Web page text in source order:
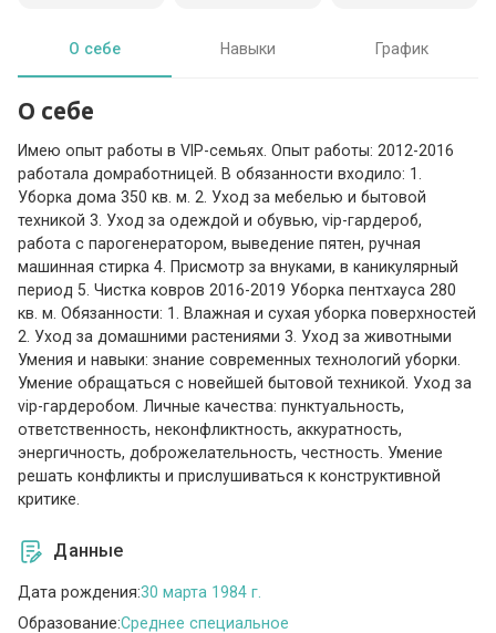
О себе Навыки График
О себе
Имею опыт работы в VIP-семьях. Опыт работы: 2012-2016
работала домработницей. В обязанности входило: 1.
Уборка дома 350 кв. м. 2. Уход за мебелью и бытовой
техникой 3. Уход за одеждой и обувью, vip-гардероб,
работа с парогенератором, выведение пятен, ручная
машинная стирка 4. Присмотр за внуками, в каникулярный
период 5. Чистка ковров 2016-2019 Уборка пентхауса 280
кв. м. Обязанности: 1. Влажная и сухая уборка поверхностей
2. Уход за домашними растениями 3. Уход за животными
Умения и навыки: знание современных технологий уборки.
Умение обращаться с новейшей бытовой техникой. Уход за
vip-гардеробом. Личные качества: пунктуальность,
ответственность, неконфликтность, аккуратность,
энергичность, доброжелательность, честность. Умение
решать конфликты и прислушиваться к конструктивной
критике.
Данные
Дата рождения:30 марта 1984 г.
Образование:Среднее специальное